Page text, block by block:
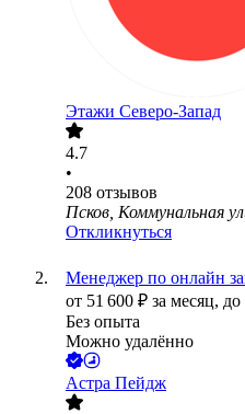
Этажи Северо-Запад
4.7
•
208 отзывов
Псков, Коммунальная
Откликнуться
Менеджер по онлайн
от 51 600 ₽ за месяц, до
Без опыта
Можно удалённо
Астра Пейдж